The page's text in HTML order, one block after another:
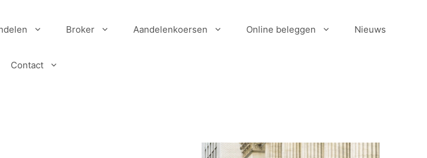
Broker Aandelenkoersen Online beleggen Nieuws
Contact